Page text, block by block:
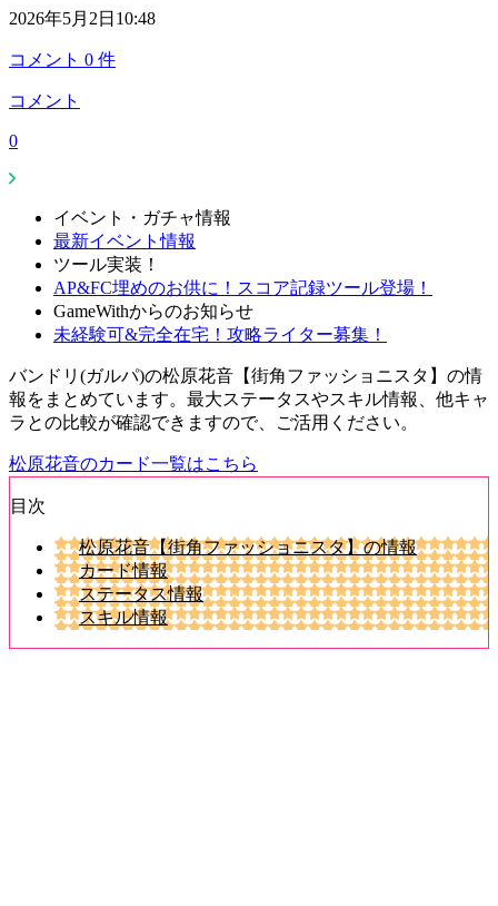
2026年5月2日10:48
コメント 0 件
コメント
0
イベント・ガチャ情報
最新イベント情報
ツール実装！
AP&FC埋めのお供に！スコア記録ツール登場！
GameWithからのお知らせ
未経験可&完全在宅！攻略ライター募集！
バンドリ(ガルパ)の松原花音【街角ファッショニスタ】の情
報をまとめています。最大ステータスやスキル情報、他キャ
ラとの比較が確認できますので、ご活用ください。
松原花音のカード一覧はこちら
目次
松原花音【街角ファッショニスタ】の情報
カード情報
ステータス情報
スキル情報